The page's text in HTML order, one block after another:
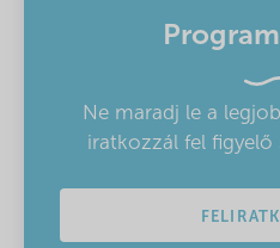
Ne maradj le a
iratkozzál fel figyelő